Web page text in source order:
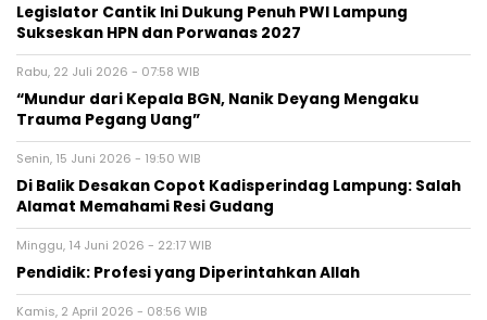
Legislator Cantik Ini Dukung Penuh PWI Lampung
Sukseskan HPN dan Porwanas 2027
Rabu, 22 Juli 2026 - 07:58 WIB
“Mundur dari Kepala BGN, Nanik Deyang Mengaku
Trauma Pegang Uang”
Senin, 15 Juni 2026 - 19:50 WIB
Di Balik Desakan Copot Kadisperindag Lampung: Salah
Alamat Memahami Resi Gudang
Minggu, 14 Juni 2026 - 22:17 WIB
Pendidik: Profesi yang Diperintahkan Allah
Kamis, 2 April 2026 - 08:56 WIB